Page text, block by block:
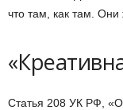
что там, как там. Они
Статья 208 УК РФ,